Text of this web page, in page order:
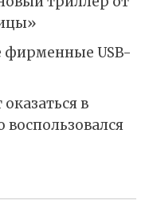
фирменные USB-
в
воспользовался